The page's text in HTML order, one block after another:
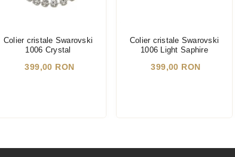
Colier cristale Swarovski
1006 Crystal
399,00 RON
Colier cristale Swarovski
1006 Light Saphire
399,00 RON